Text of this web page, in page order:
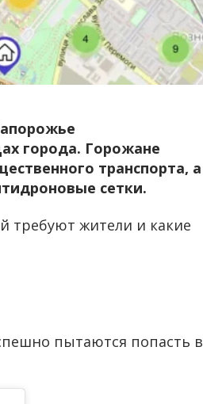
города. Горожане
транспорта, а
сетки.
требуют жители и какие
пытаются попасть в